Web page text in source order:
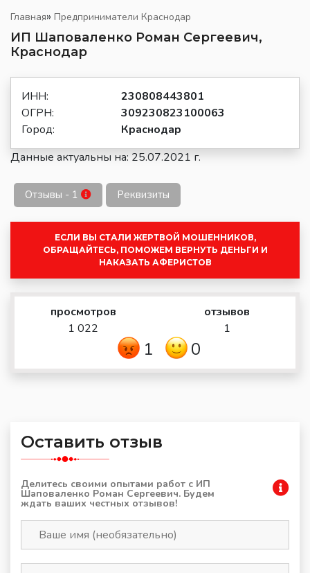
Главная» Предприниматели Краснодар
ИП Шаповаленко Роман Сергеевич,
Краснодар
ИНН:
230808443801
ОГРН:
309230823100063
Город:
Краснодар
Данные актуальны на: 25.07.2021 г.
Отзывы - 1 Реквизиты
ЕСЛИ ВЫ СТАЛИ ЖЕРТВОЙ МОШЕННИКОВ,
ОБРАЩАЙТЕСЬ, ПОМОЖЕМ ВЕРНУТЬ ДЕНЬГИ И
НАКАЗАТЬ АФЕРИСТОВ
просмотров
1 022
отзывов
1
1 0
Оставить отзыв
Делитесь своими опытами работ с ИП
Шаповаленко Роман Сергеевич. Будем
ждать ваших честных отзывов!